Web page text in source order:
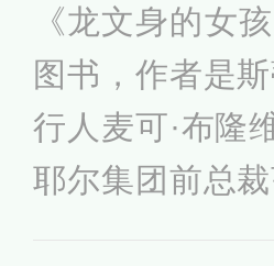
年来，西藏一
直到今天，我
过《藏地密码
更加神秘，更加
《龙文身的女
图书，作者是
行人麦可·布隆
耶尔集团前总